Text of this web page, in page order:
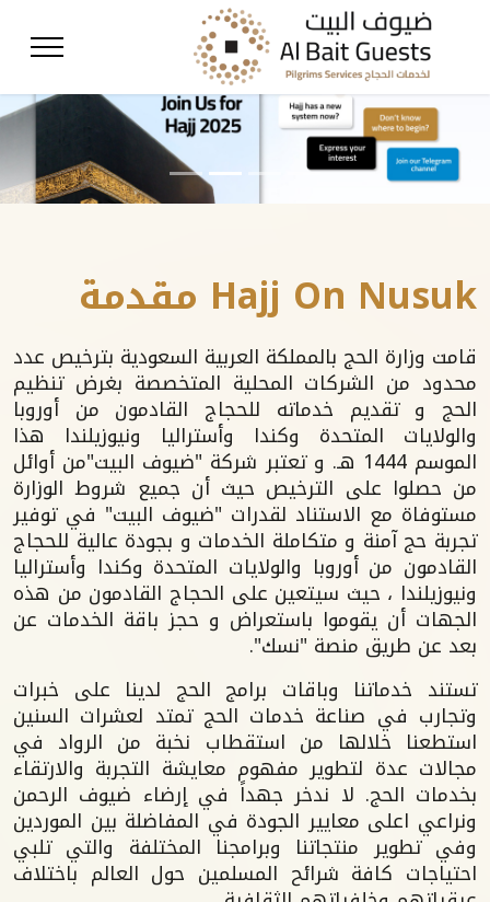
Hajj On Nusuk مقدمة
قامت وزارة الحج بالمملكة العربية السعودية بترخيص عدد
محدود من الشركات المحلية المتخصصة بغرض تنظيم
الحج و تقديم خدماته للحجاج القادمون من أوروبا
والولايات المتحدة وكندا وأستراليا ونيوزيلندا هذا
الموسم 1444 هـ. و تعتبر شركة "ضيوف البيت"من أوائل
من حصلوا على الترخيص حيث أن جميع شروط الوزارة
مستوفاة مع الاستناد لقدرات "ضيوف البيت" في توفير
تجربة حج آمنة و متكاملة الخدمات و بجودة عالية للحجاج
القادمون من أوروبا والولايات المتحدة وكندا وأستراليا
ونيوزيلندا ، حيث سيتعين على الحجاج القادمون من هذه
الجهات أن يقوموا باستعراض و حجز باقة الخدمات عن
بعد عن طريق منصة "نسك".
تستند خدماتنا وباقات برامج الحج لدينا على خبرات
وتجارب في صناعة خدمات الحج تمتد لعشرات السنين
استطعنا خلالها من استقطاب نخبة من الرواد في
مجالات عدة لتطوير مفهوم معايشة التجربة والارتقاء
بخدمات الحج. لا ندخر جهداً في إرضاء ضيوف الرحمن
ونراعي اعلى معايير الجودة في المفاضلة بين الموردين
وفي تطوير منتجاتنا وبرامجنا المختلفة والتي تلبي
احتياجات كافة شرائح المسلمين حول العالم باختلاف